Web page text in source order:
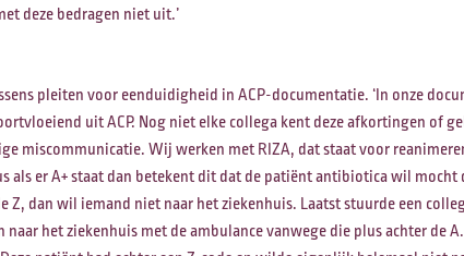
deze bedragen niet uit.’
pleiten voor eenduidigheid in ACP-documentatie. ‘In onze
uit ACP. Nog niet elke collega kent deze afkortingen of
miscommunicatie. Wij werken met RIZA, dat staat voor
als er A+ staat dan betekent dit dat de patiënt antibiotica wil
Z, dan wil iemand niet naar het ziekenhuis. Laatst stuurde een
het ziekenhuis met de ambulance vanwege die plus achter de